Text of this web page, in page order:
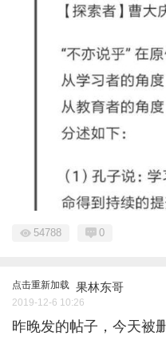
54788 0
点击重新加载 果林东哥
2019-12-6 10:26
昨晚发的帖子，今天被